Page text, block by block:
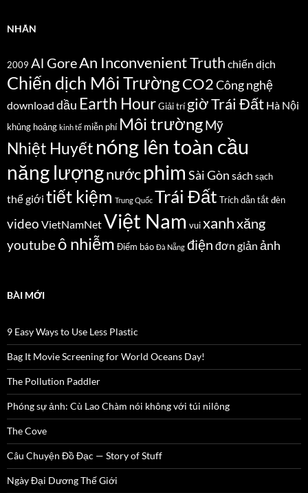
NHÃN
2009 Al GoreAn Inconvenient Truth chiến dịch
Chiến dịch Môi TrườngCO2Công nghệ
download dầu Earth HourGiải trí giờ Trái Đất Hà Nội
khủng hoảng kinh tế miễn phí Môi trườngMỹ
Nhiệt Huyết nóng lên toàn cầu
năng lượngnướcphim Sài Gòn sách sạch
thế giới tiết kiệm Trung Quốc Trái Đất Trích dẫntắt đèn
video VietNamNetViệt Nam vuixanhxăng
youtubeô nhiễm Điểm báo Đà Nẵng điện đơn giản ảnh
BÀI MỚI
9 Easy Ways to Use Less Plastic
Bag It Movie Screening for World Oceans Day!
The Pollution Paddler
Phóng sự ảnh: Cù Lao Chàm nói không với túi nilông
The Cove
Câu Chuyện Đồ Đạc — Story of Stuff
Ngày Đại Dương Thế Giới